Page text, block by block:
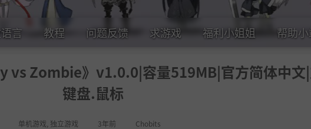
言 教程 问题反馈 求游戏 福利小姐姐 帮助
vs Zombie》v1.0.0|容量519MB|官方简体中文
键盘.鼠标
单机游戏 独立游戏 3年前 Chobits